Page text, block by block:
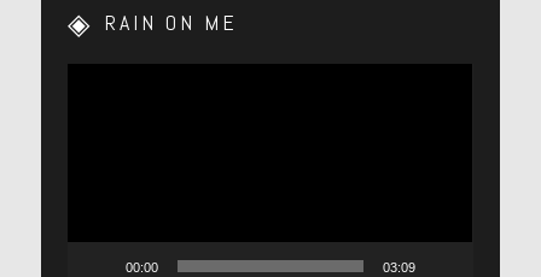
RAIN ON ME
00:00 03:09